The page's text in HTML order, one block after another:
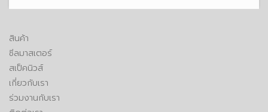
สินค้า
ซีลมาสเตอร์
สเป็คนิวส์
เกี่ยวกับเรา
ร่วมงานกับเรา